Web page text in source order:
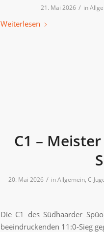
21. Mai 2026 / in
Weiterlesen
C1 –
20. Mai 2026 / inAllgemein, C-
Die C1 des Südhaarder
beeindruckenden 11:0‑Sieg